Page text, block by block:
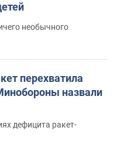
необычного
перехватила
назвали
дефицита ракет-